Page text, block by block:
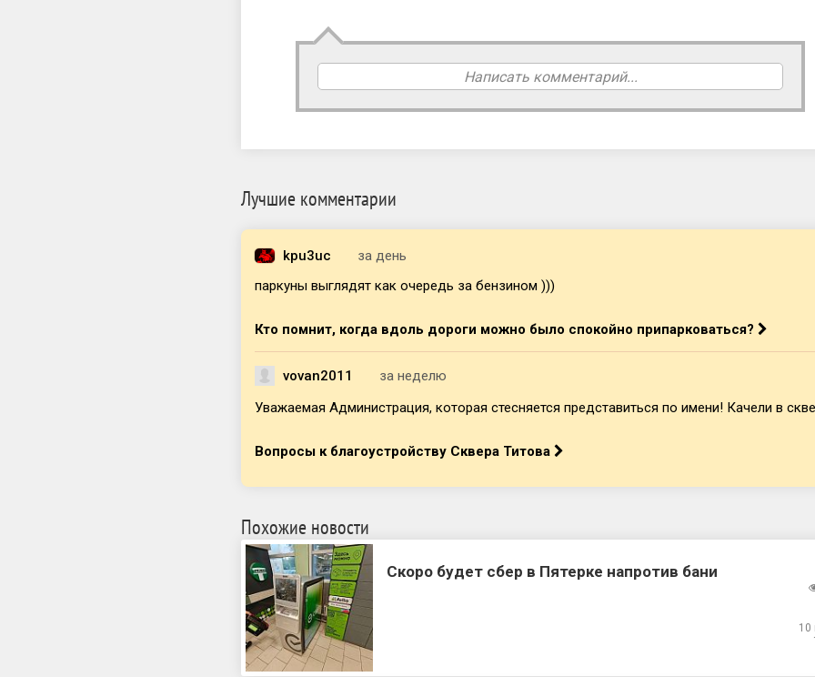
Написать комментарий...
Лучшие комментарии
kpu3uc за день
паркуны выглядят как очередь за бензином )))
Кто помнит, когда вдоль дороги можно было спокойно припарковаться?
vovan2011 за неделю
Уважаемая Администрация, которая стесняется представиться по имени! Качели в
Вопросы к благоустройству Сквера Титова
Похожие новости
Скоро будет сбер в Пятерке напротив бани
10